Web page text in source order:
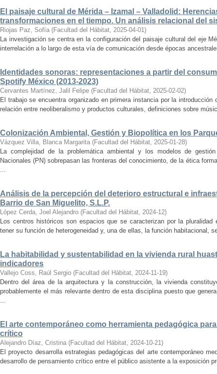
El paisaje cultural de Mérida – Izamal – Valladolid:
transformaciones en el tiempo. Un análisis relacional del
Riojas Paz, Sofía (Facultad del Hábitat, 2025-04-01)
La investigación se centra en la configuración del paisaje cultural del eje
interrelación a lo largo de esta vía de comunicación desde épocas
Identidades sonoras: representaciones a partir del
Spotify México (2013-2023)
Cervantes Martínez, Jalil Felipe (Facultad del Hábitat, 2025-02-02)
El trabajo se encuentra organizado en primera instancia por la
relación entre neoliberalismo y productos culturales, definiciones sobre
Colonización Ambiental, Gestión y Biopolítica en los
Vázquez Villa, Blanca Margarita (Facultad del Hábitat, 2025-01-28)
La complejidad de la problemática ambiental y los modelos de
Nacionales (PN) sobrepasan las fronteras del conocimiento, de la ética
...
Análisis de la percepción del deterioro estructural e
Barrio de San Miguelito, S.L.P.
López Cerda, Joel Alejandro (Facultad del Hábitat, 2024-12)
Los centros históricos son espacios que se caracterizan por la
tener su función de heterogeneidad y, una de ellas, la función habitacional,
La habitabilidad y sustentabilidad en la vivienda rural
indicadores
Vallejo Coss, Raúl Sergio (Facultad del Hábitat, 2024-11-19)
Dentro del área de la arquitectura y la construcción, la vivienda
probablemente el más relevante dentro de esta disciplina puesto que
...
El arte contemporáneo como herramienta pedagógica
crítico
Alejandro Díaz, Cristina (Facultad del Hábitat, 2024-10-21)
El proyecto desarrolla estrategias pedagógicas del arte contemporáneo
desarrollo de pensamiento crítico entre el público asistente a la exposición